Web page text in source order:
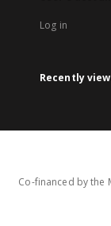
Log in
Recently
Co-financed by the